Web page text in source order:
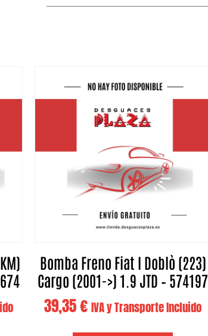
Bomba Freno Fiat I Doblò (223)
Cargo (2001->) 1.9 JTD – 574197
39,35€ IVA y Transporte Incluido